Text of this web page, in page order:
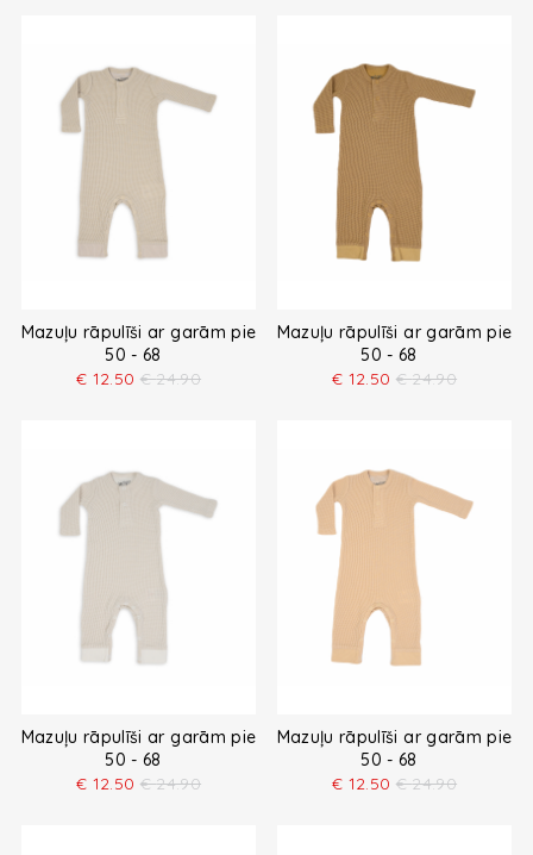
Mazuļu rāpulīši ar garām piedurknēm
50 - 68
€ 12.50 € 24.90
Mazuļu rāpulīši ar garām
50 - 68
€ 12.50 € 24.90
Mazuļu rāpulīši ar garām piedurknēm
50 - 68
€ 12.50 € 24.90
Mazuļu rāpulīši ar garām
50 - 68
€ 12.50 € 24.90